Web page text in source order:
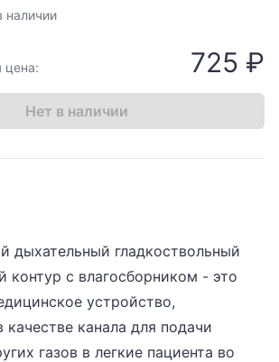
наличии
цена: 725 ₽
Нет в наличии
дыхательный гладкоствольный
контур с влагосборником - это
устройство,
качестве канала для подачи
газов в легкие пациента во